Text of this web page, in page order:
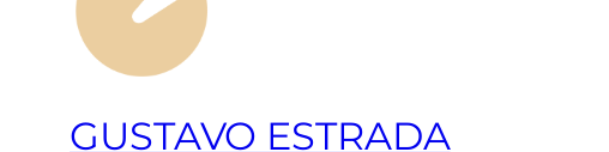
GUSTAVO ESTRADA